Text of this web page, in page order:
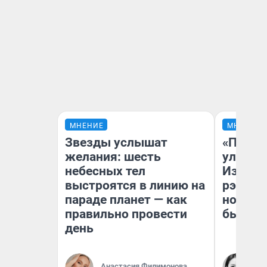
МНЕНИЕ
Звезды услышат
желания: шесть
небесных тел
выстроятся в линию на
параде планет — как
правильно провести
день
МНЕНИЕ
рэпер
было